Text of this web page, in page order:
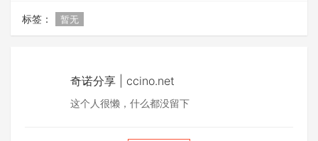
标签： 暂无
奇诺分享 | ccino.net
这个人很懒，什么都没留下